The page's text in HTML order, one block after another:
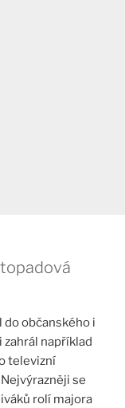
do občanského i
zahrál například
televizní
se
rolí majora